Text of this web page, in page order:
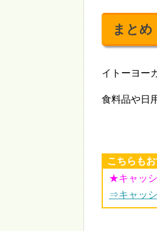
まとめ
イトーヨー
食料品や日
こちらも
★キャッシ
⇒キャッシ